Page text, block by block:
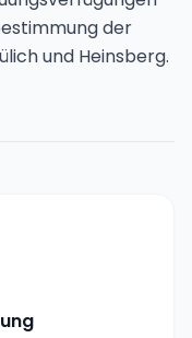
der
und Heinsberg.